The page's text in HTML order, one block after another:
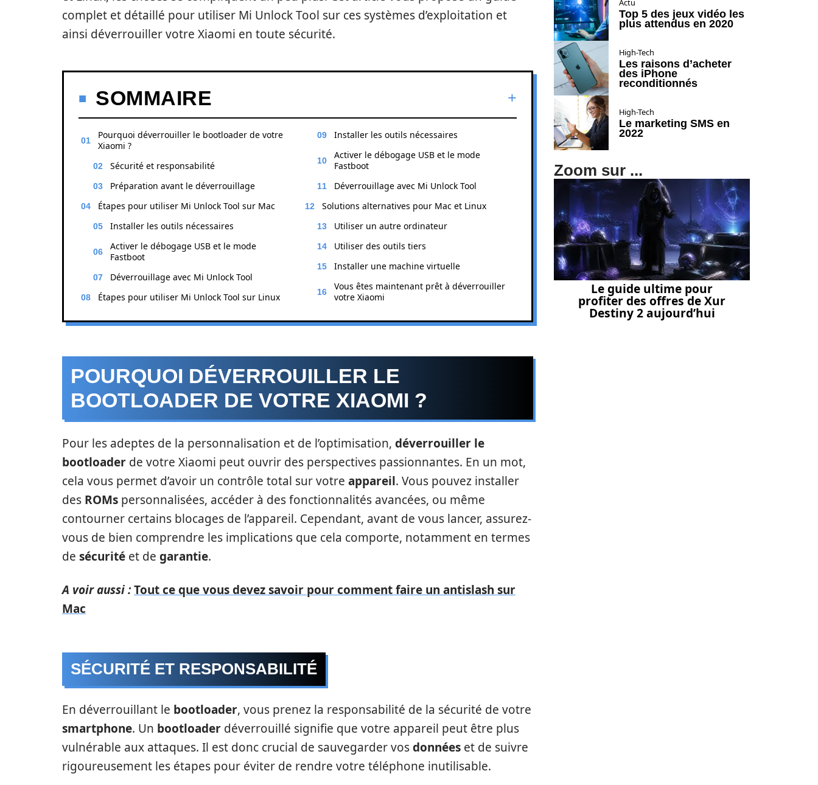
complet et détaillé pour utiliser Mi Unlock Tool sur ces systèmes d’exploitation et
ainsi déverrouiller votre Xiaomi en toute sécurité.
SOMMAIRE
Pourquoi déverrouiller le bootloader de votre
Xiaomi ?
Sécurité et responsabilité
Préparation avant le déverrouillage
Étapes pour utiliser Mi Unlock Tool sur Mac
Installer les outils nécessaires
Activer le débogage USB et le mode
Fastboot
Déverrouillage avec Mi Unlock Tool
Étapes pour utiliser Mi Unlock Tool sur Linux
Installer les outils nécessaires
Activer le débogage USB et le mode
Fastboot
Déverrouillage avec Mi Unlock Tool
Solutions alternatives pour Mac et Linux
Utiliser un autre ordinateur
Utiliser des outils tiers
Installer une machine virtuelle
Vous êtes maintenant prêt à déverrouiller
votre Xiaomi
POURQUOI DÉVERROUILLER LE
BOOTLOADER DE VOTRE XIAOMI ?
Pour les adeptes de la personnalisation et de l’optimisation, déverrouiller le
bootloader de votre Xiaomi peut ouvrir des perspectives passionnantes. En un mot,
cela vous permet d’avoir un contrôle total sur votre appareil. Vous pouvez installer
des ROMs personnalisées, accéder à des fonctionnalités avancées, ou même
contourner certains blocages de l’appareil. Cependant, avant de vous lancer, assurez-
vous de bien comprendre les implications que cela comporte, notamment en termes
de sécurité et de garantie.
A voir aussi :Tout ce que vous devez savoir pour comment faire un antislash sur
Mac
SÉCURITÉ ET RESPONSABILITÉ
En déverrouillant le bootloader, vous prenez la responsabilité de la sécurité de votre
smartphone. Un bootloader déverrouillé signifie que votre appareil peut être plus
vulnérable aux attaques. Il est donc crucial de sauvegarder vosdonnées et de suivre
rigoureusement les étapes pour éviter de rendre votre téléphone inutilisable.
Actu
Top 5 des jeux vidéo les
plus attendus en 2020
High-Tech
Les raisons d’acheter
des iPhone
reconditionnés
High-Tech
Le marketing SMS en
2022
Zoom sur ...
Le guide ultime pour
profiter des offres de Xur
Destiny 2 aujourd’hui